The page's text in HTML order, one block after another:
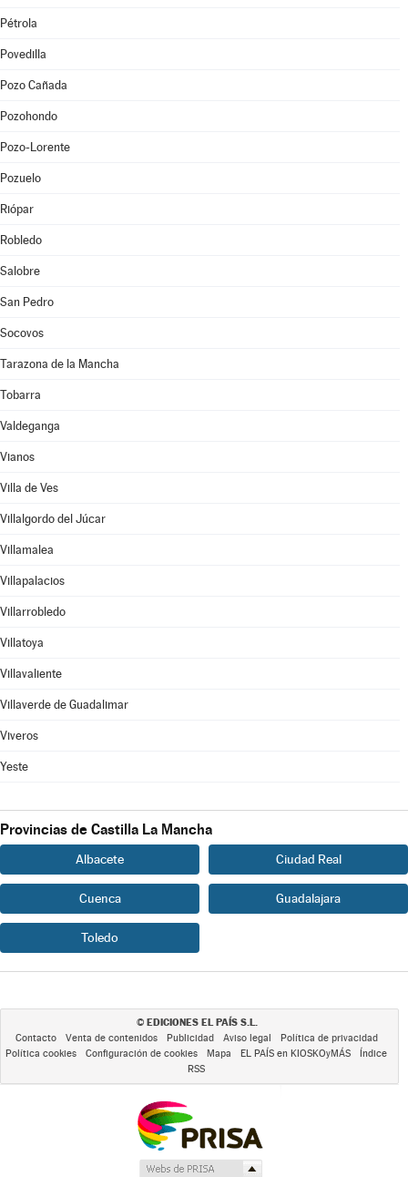
Pétrola
Povedilla
Pozo Cañada
Pozohondo
Pozo-Lorente
Pozuelo
Riópar
Robledo
Salobre
San Pedro
Socovos
Tarazona de la Mancha
Tobarra
Valdeganga
Vianos
Villa de Ves
Villalgordo del Júcar
Villamalea
Villapalacios
Villarrobledo
Villatoya
Villavaliente
Villaverde de Guadalimar
Viveros
Yeste
Provincias de Castilla La Mancha
Albacete Ciudad Real
Cuenca Guadalajara
Toledo
© EDICIONES EL PAÍS S.L.
Contacto Venta de contenidos Publicidad Aviso legal
Política de privacidad
Política cookies
Configuración de cookies Mapa EL PAÍS en KIOSKOyMÁS
Índice
RSS